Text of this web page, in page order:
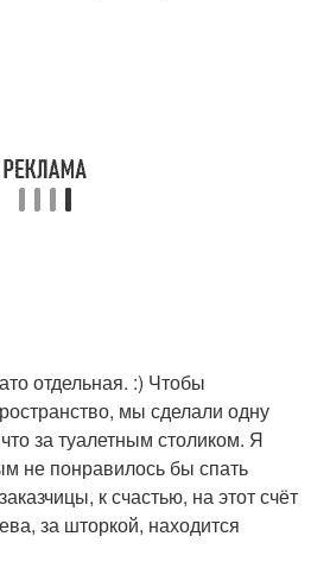
отдельная. :) Чтобы
мы сделали одну
за туалетным столиком. Я
не понравилось бы спать
к счастью, на этот счёт
за шторкой, находится